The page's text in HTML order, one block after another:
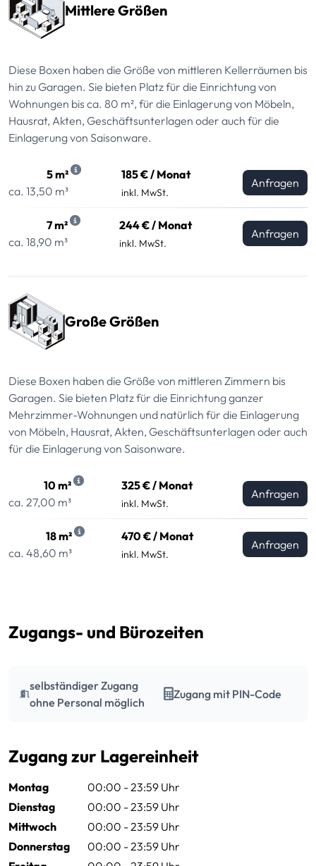
Mittlere Größen
Diese Boxen haben die Größe von mittleren Kellerräumen bis
hin zu Garagen. Sie bieten Platz für die Einrichtung von
Wohnungen bis ca. 80 m², für die Einlagerung von Möbeln,
Hausrat, Akten, Geschäftsunterlagen oder auch für die
Einlagerung von Saisonware.
5 m²
ca. 13,50 m³
185 € / Monat
inkl. MwSt.
Anfragen
7 m²
ca. 18,90 m³
244 € / Monat
inkl. MwSt.
Anfragen
Große Größen
Diese Boxen haben die Größe von mittleren Zimmern bis
Garagen. Sie bieten Platz für die Einrichtung ganzer
Mehrzimmer-Wohnungen und natürlich für die Einlagerung
von Möbeln, Hausrat, Akten, Geschäftsunterlagen oder auch
für die Einlagerung von Saisonware.
10 m²
ca. 27,00 m³
325 € / Monat
inkl. MwSt.
Anfragen
18 m²
ca. 48,60 m³
470 € / Monat
inkl. MwSt.
Anfragen
Zugangs- und Bürozeiten
selbständiger Zugang
ohne Personal möglich
Zugang mit PIN-Code
Zugang zur Lagereinheit
Montag
00:00 - 23:59 Uhr
Dienstag
00:00 - 23:59 Uhr
Mittwoch
00:00 - 23:59 Uhr
Donnerstag
00:00 - 23:59 Uhr